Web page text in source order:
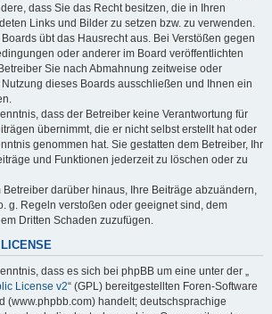
dass Sie das Recht besitzen, die in Ihren
Links und Bilder zu setzen bzw. zu verwenden.
übt das Hausrecht aus. Bei Verstößen gegen
oder anderer im Board veröffentlichten
Sie nach Abmahnung zeitweise oder
dieses Boards ausschließen und Ihnen ein
dass der Betreiber keine Verantwortung für
übernimmt, die er nicht selbst erstellt hat oder
genommen hat. Sie gestatten dem Betreiber, Ihr
und Funktionen jederzeit zu löschen oder zu
darüber hinaus, Ihre Beiträge abzuändern,
g. Regeln verstoßen oder geeignet sind, dem
Dritten Schaden zuzufügen.
dass es sich bei phpBB um eine unter der „
License v2“ (GPL) bereitgestellten Foren-Software
(www.phpbb.com) handelt; deutschsprachige